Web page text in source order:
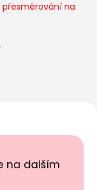
na
na dalším